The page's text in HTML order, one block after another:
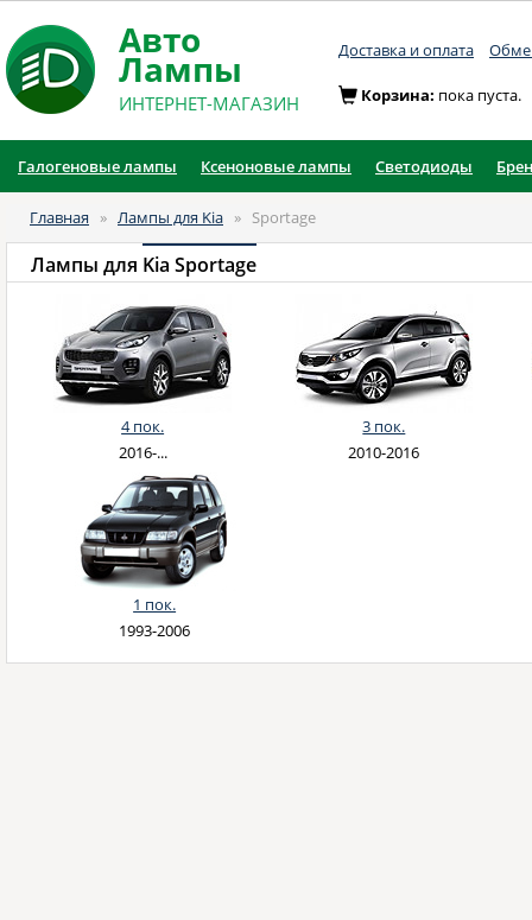
Авто
Лампы
ИНТЕРНЕТ-МАГАЗИН
Доставка и оплата
Корзина: пока пуста.
Галогеновые лампы Ксеноновые лампы Светодиоды
Главная » Лампы для Kia » Sportage
Лампы для Kia Sportage
4 пок.
2016-...
3 пок.
2010-2016
1 пок.
1993-2006